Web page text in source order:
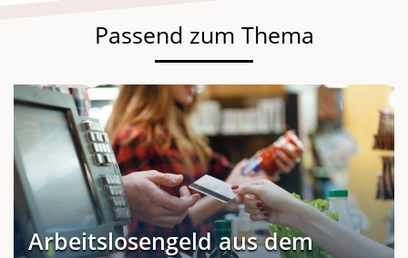
Passend zum Thema
Arbeitslosengeld aus dem